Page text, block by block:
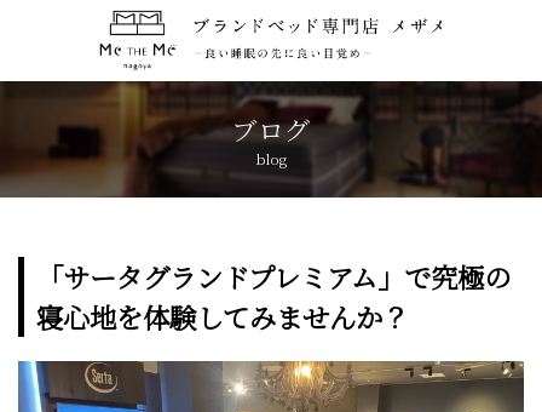
ブログ
blog
「サータグランドプレミアム」で究極の
寝心地を体験してみませんか？
トップページ TOP
CONCEPT
アクセス
キャンペーン CAMPAIGN